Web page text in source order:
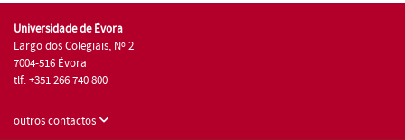
Universidade de Évora
Largo dos Colegiais, Nº 2
7004-516 Évora
tlf: +351 266 740 800
outros contactos